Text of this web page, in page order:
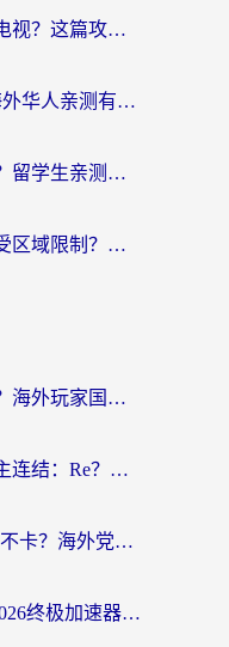
在日本用什么软件看国内电视？这篇攻略帮你告别地域限制
12123在国外打不开吗？海外华人亲测有效的回国加速方案
在国外如何听国内的歌呢？留学生亲测有效的回国加速方案
如何在国外看腾讯视频不受区域限制？留学生亲测有效的回国加速指南
国外可不可以打第九大陆？海外玩家国服畅玩终极指南（附3大热门游戏解决妙招）
在海外用什么加速器玩公主连结：Re？老玩家亲测的稳定方案来了
在美国怎么玩使命召唤OL不卡？海外党亲测有效的国服游戏加速器指南
海外非人学园卡成PPT？2026终极加速器指南：从暗区突围到王国纪元，一篇搞定